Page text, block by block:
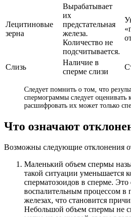
Лецитиновые
зерна
Вырабатывает
их
предстательная
железа.
Количество не
подсчитывается.
Слизь
Наличие в
сперме слизи
Следует помнить о том, что
спермограммы следует оценивать
расшифровать их может только
Что означают
Возможны следующие отклонения
Маленький объем спермы
такой ситуации уменьшается
сперматозоидов в сперме. Это
воспалительным процессом
железах, что становится
Небольшой объем спермы не